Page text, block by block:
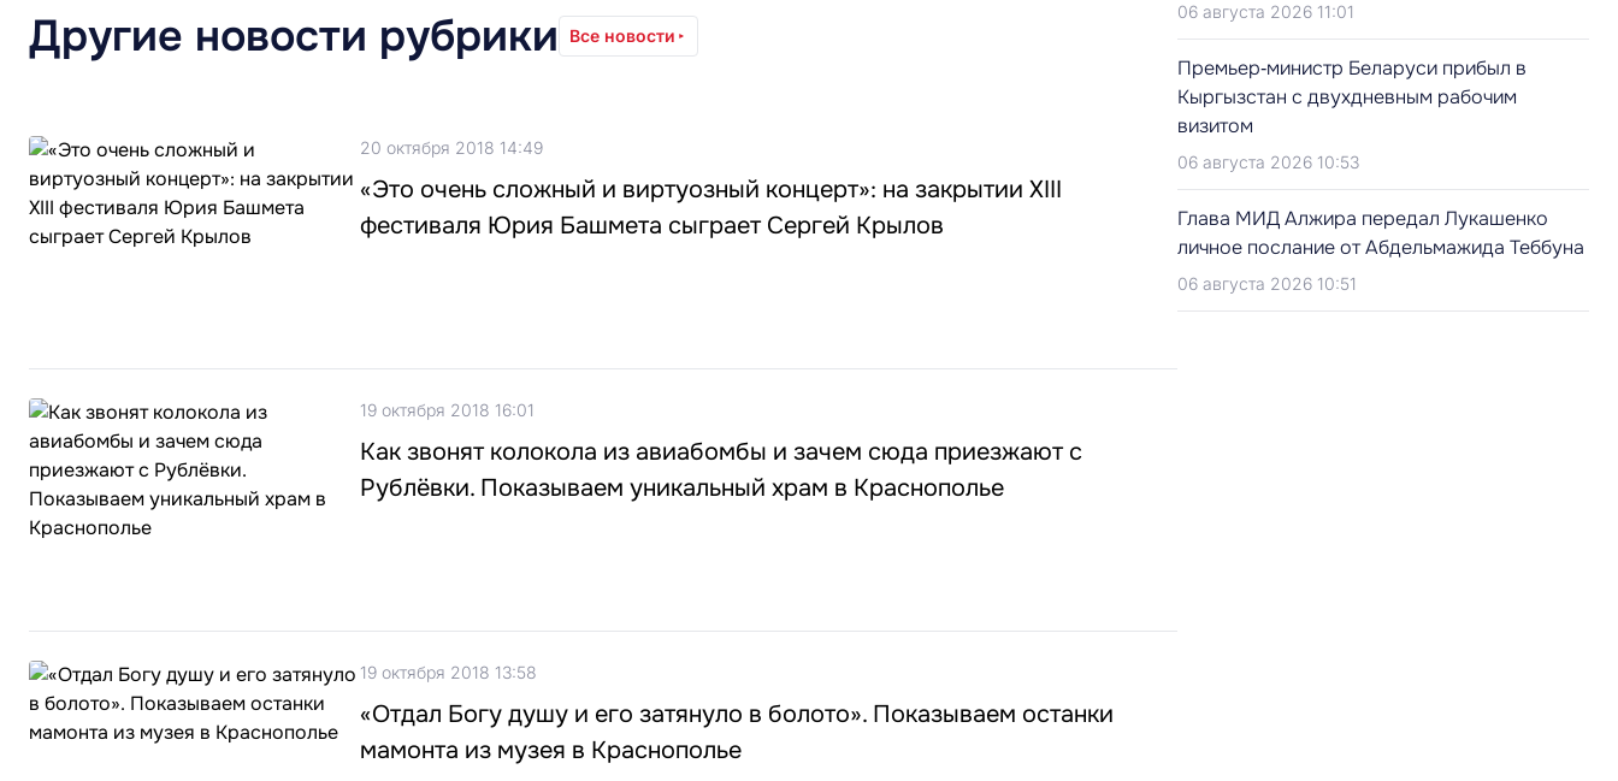
Другие новости рубрики Все новости
20 октября 2018 14:49
«Это очень сложный и виртуозный концерт»: на закрытии XIII
фестиваля Юрия Башмета сыграет Сергей Крылов
19 октября 2018 16:01
Как звонят колокола из авиабомбы и зачем сюда приезжают с
Рублёвки. Показываем уникальный храм в Краснополье
19 октября 2018 13:58
«Отдал Богу душу и его затянуло в болото». Показываем останки
мамонта из музея в Краснополье
06 августа 2026 11:01
Премьер‑министр Беларуси прибыл в
Кыргызстан с двухдневным рабочим
визитом
06 августа 2026 10:53
Глава МИД Алжира передал Лукашенко
личное послание от Абдельмажида Теббуна
06 августа 2026 10:51